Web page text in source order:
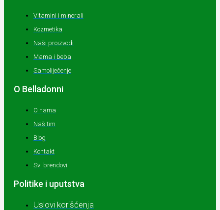
Vitamini i minerali
Kozmetika
Naši proizvodi
Mama i beba
Samoliječenje
O Belladonni
O nama
Naš tim
Blog
Kontakt
Svi brendovi
Politike i uputstva
Uslovi korišćenja